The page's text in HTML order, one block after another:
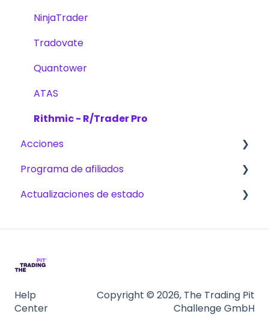
NinjaTrader
Tradovate
Quantower
ATAS
Rithmic - R/Trader Pro
Acciones
Desafíos
Programa de afiliados
Pagos
Actualizaciones de estado
Help
Center
Copyright © 2026, The Trading Pit
Challenge GmbH